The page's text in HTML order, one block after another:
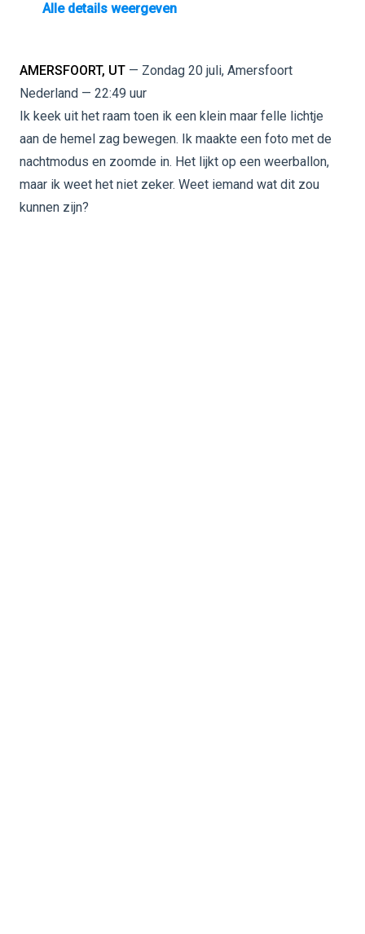
Alle details weergeven
AMERSFOORT, UT — Zondag 20 juli, Amersfoort
Nederland — 22:49 uur
Ik keek uit het raam toen ik een klein maar felle lichtje
aan de hemel zag bewegen. Ik maakte een foto met de
nachtmodus en zoomde in. Het lijkt op een weerballon,
maar ik weet het niet zeker. Weet iemand wat dit zou
kunnen zijn?